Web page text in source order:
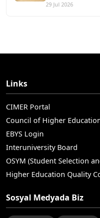
29 Jul 2026
Links
CIMER Portal
Council of Higher
EBYS Login
Interuniversity Board
OSYM (Student Selection
Higher Education Quality
Sosyal Medyada Biz